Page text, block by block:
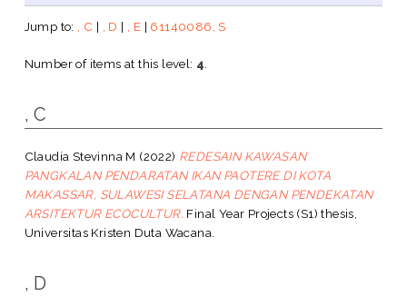
Jump to: , C | , D | , E | 61140086, S
Number of items at this level: 4
, C
Claudia Stevinna M (2022) REDESAIN KAWASAN
PANGKALAN PENDARATAN IKAN PAOTERE DI KOTA
MAKASSAR, SULAWESI SELATANA DENGAN PENDEKATAN
ARSITEKTUR ECOCULTUR. Final Year Projects (S1) thesis,
Universitas Kristen Duta Wacana.
, D